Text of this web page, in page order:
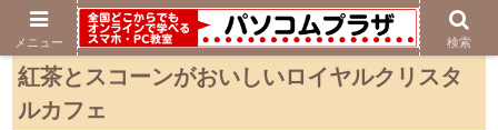
紅茶とスコーンがおいしいロイヤルクリスタ
ルカフェ
メニュー 検索